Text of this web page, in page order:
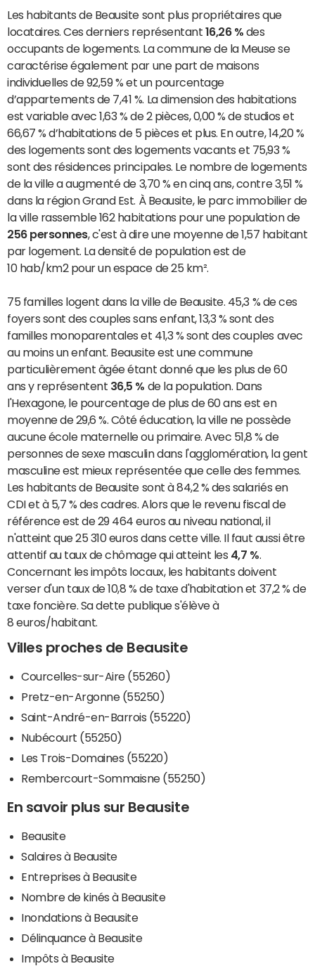
Les habitants de Beausite sont plus propriétaires que
locataires. Ces derniers représentant 16,26 % des
occupants de logements. La commune de la Meuse se
caractérise également par une part de maisons
individuelles de 92,59 % et un pourcentage
d’appartements de 7,41 %. La dimension des habitations
est variable avec 1,63 % de 2 pièces, 0,00 % de studios et
66,67 % d’habitations de 5 pièces et plus. En outre, 14,20 %
des logements sont des logements vacants et 75,93 %
sont des résidences principales. Le nombre de logements
de la ville a augmenté de 3,70 % en cinq ans, contre 3,51 %
dans la région Grand Est. À Beausite, le parc immobilier de
la ville rassemble 162 habitations pour une population de
256 personnes, c'est à dire une moyenne de 1,57 habitant
par logement. La densité de population est de
10 hab/km2 pour un espace de 25 km².
75 familles logent dans la ville de Beausite. 45,3 % de ces
foyers sont des couples sans enfant, 13,3 % sont des
familles monoparentales et 41,3 % sont des couples avec
au moins un enfant. Beausite est une commune
particulièrement âgée étant donné que les plus de 60
ans y représentent 36,5 % de la population. Dans
l'Hexagone, le pourcentage de plus de 60 ans est en
moyenne de 29,6 %. Côté éducation, la ville ne possède
aucune école maternelle ou primaire. Avec 51,8 % de
personnes de sexe masculin dans l'agglomération, la gent
masculine est mieux représentée que celle des femmes.
Les habitants de Beausite sont à 84,2 % des salariés en
CDI et à 5,7 % des cadres. Alors que le revenu fiscal de
référence est de 29 464 euros au niveau national, il
n'atteint que 25 310 euros dans cette ville. Il faut aussi être
attentif au taux de chômage qui atteint les 4,7 %
Concernant les impôts locaux, les habitants doivent
verser d'un taux de 10,8 % de taxe d'habitation et 37,2 % de
taxe foncière. Sa dette publique s'élève à
8 euros/habitant.
Villes proches de Beausite
Courcelles-sur-Aire (55260)
Pretz-en-Argonne (55250)
Saint-André-en-Barrois (55220)
Nubécourt (55250)
Les Trois-Domaines (55220)
Rembercourt-Sommaisne (55250)
En savoir plus sur Beausite
Beausite
Salaires à Beausite
Entreprises à Beausite
Nombre de kinés à Beausite
Inondations à Beausite
Délinquance à Beausite
Impôts à Beausite